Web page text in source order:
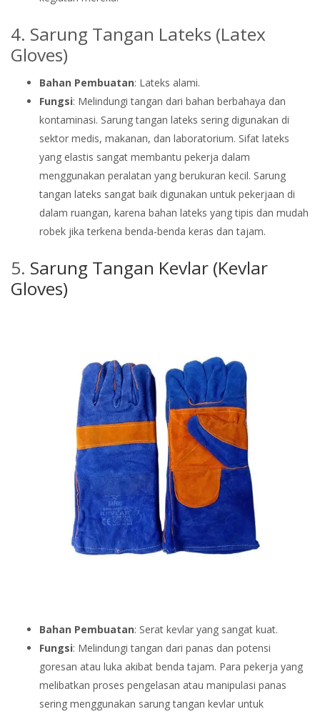
4. Sarung Tangan Lateks (Latex
Gloves)
Bahan Pembuatan: Lateks alami.
Fungsi: Melindungi tangan dari bahan berbahaya dan
kontaminasi. Sarung tangan lateks sering digunakan di
sektor medis, makanan, dan laboratorium. Sifat lateks
yang elastis sangat membantu pekerja dalam
menggunakan peralatan yang berukuran kecil. Sarung
tangan lateks sangat baik digunakan untuk pekerjaan di
dalam ruangan, karena bahan lateks yang tipis dan mudah
robek jika terkena benda-benda keras dan tajam.
5. Sarung Tangan Kevlar (Kevlar
Gloves)
Bahan Pembuatan: Serat kevlar yang sangat kuat.
Fungsi: Melindungi tangan dari panas dan potensi
goresan atau luka akibat benda tajam. Para pekerja yang
melibatkan proses pengelasan atau manipulasi panas
sering menggunakan sarung tangan kevlar untuk